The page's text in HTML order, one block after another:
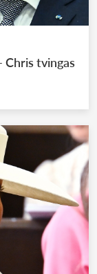
Chris tvingas